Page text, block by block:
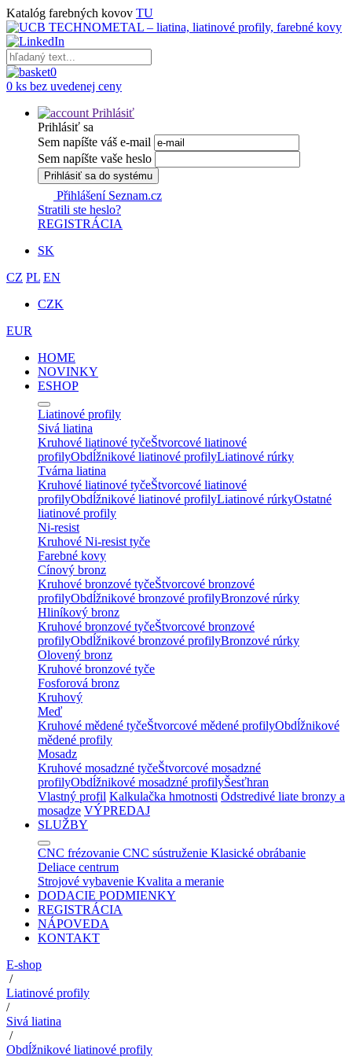
Katalóg farebných kovov TU
0
0 ks bez uvedenej ceny
Prihlásiť
Prihlásiť sa
Sem napíšte váš e-mail
Sem napíšte vaše heslo
Prihlásiť sa do systému
Přihlášení Seznam.cz
Stratili ste heslo?
REGISTRÁCIA
SK
CZ PL EN
CZK
EUR
HOME
NOVINKY
ESHOP
Liatinové profily
Sivá liatina
Kruhové liatinové tyčeŠtvorcové liatinové
profilyObdĺžnikové liatinové profilyLiatinové rúrky
Tvárna liatina
Kruhové liatinové tyčeŠtvorcové liatinové
profilyObdĺžnikové liatinové profilyLiatinové rúrkyOstatné
liatinové profily
Ni-resist
Kruhové Ni-resist tyče
Farebné kovy
Cínový bronz
Kruhové bronzové tyčeŠtvorcové bronzové
profilyObdĺžnikové bronzové profilyBronzové rúrky
Hliníkový bronz
Kruhové bronzové tyčeŠtvorcové bronzové
profilyObdĺžnikové bronzové profilyBronzové rúrky
Olovený bronz
Kruhové bronzové tyče
Fosforová bronz
Kruhový
Meď
Kruhové mědené tyčeŠtvorcové mědené profilyObdĺžnikové
mědené profily
Mosadz
Kruhové mosadzné tyčeŠtvorcové mosadzné
profilyObdĺžnikové mosadzné profilyŠesťhran
Vlastný profil Kalkulačka hmotnosti Odstredivé liate bronzy a
mosadze VÝPREDAJ
SLUŽBY
CNC frézovanie CNC sústruženie Klasické obrábanie
Deliace centrum
Strojové vybavenie Kvalita a meranie
DODACIE PODMIENKY
REGISTRÁCIA
NÁPOVEDA
KONTAKT
E-shop
/
Liatinové profily
/
Sivá liatina
/
Obdĺžnikové liatinové profily